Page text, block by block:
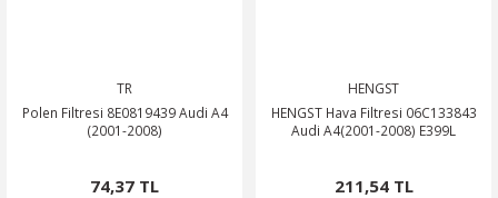
TR
Polen Filtresi 8E0819439 Audi A4
(2001-2008)
74,37 TL
HENGST
HENGST Hava Filtresi 06C133843
Audi A4(2001-2008) E399L
211,54 TL